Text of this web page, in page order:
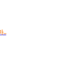
..